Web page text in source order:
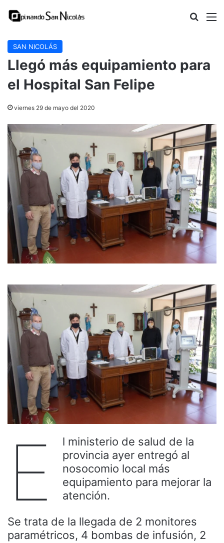
Buscar
SAN NICOLÁS
Llegó más equipamiento para
el Hospital San Felipe
viernes 29 de mayo del 2020
E
l ministerio de salud de la
provincia ayer entregó al
nosocomio local más
equipamiento para mejorar la
atención.
Se trata de la llegada de 2 monitores
paramétricos, 4 bombas de infusión, 2